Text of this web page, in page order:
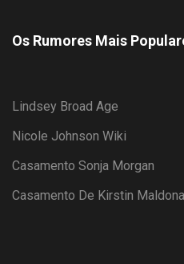
Os Rumores Mais
Lindsey Broad Age
Nicole Johnson Wiki
Casamento Sonja Morgan
Casamento De Kirstin